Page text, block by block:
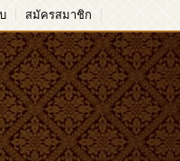
สมัครสมาชิก